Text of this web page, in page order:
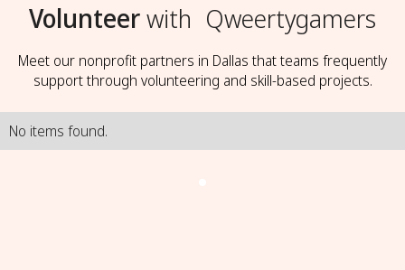
Volunteerwith Qweertygamers
Meet our nonprofit partners in Dallas that teams frequently
support through volunteering and skill-based projects.
No items found.